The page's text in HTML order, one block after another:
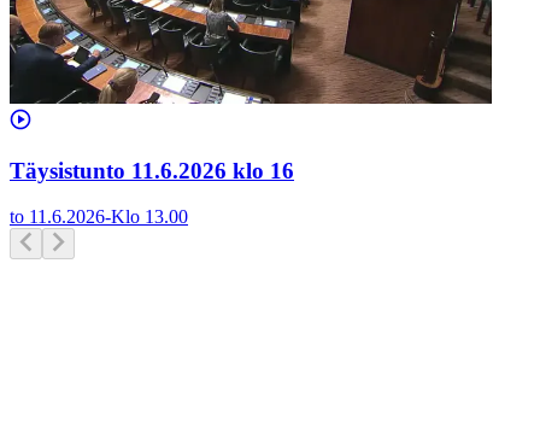
Täysistunto 11.6.2026 klo 16
to 11.6.2026-Klo 13.00